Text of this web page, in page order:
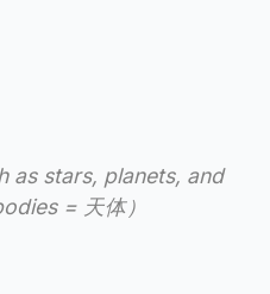
as stars, planets, and
= 天体）